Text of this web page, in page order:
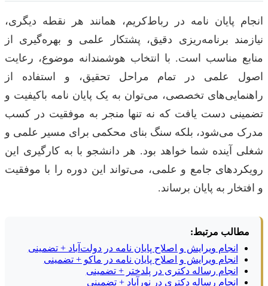
انجام پایان نامه در رباط‌کریم، همانند هر نقطه دیگری،
نیازمند برنامه‌ریزی دقیق، پشتکار علمی و بهره‌گیری از
منابع مناسب است. با انتخاب هوشمندانه موضوع، رعایت
اصول علمی در تمام مراحل تحقیق، و استفاده از
راهنمایی‌های تخصصی، می‌توان به یک پایان نامه باکیفیت و
تضمینی دست یافت که نه تنها منجر به موفقیت در کسب
مدرک می‌شود، بلکه سنگ بنای محکمی برای مسیر علمی و
شغلی آینده شما خواهد بود. هر دانشجو با به کارگیری این
رویکردهای جامع و علمی، می‌تواند این دوره را با موفقیت
و افتخار به پایان برساند.
مطالب مرتبط:
انجام ویرایش و اصلاح پایان نامه در دولت‌آباد + تضمینی
انجام ویرایش و اصلاح پایان نامه در ماکو + تضمینی
انجام رساله دکتری در پلدختر + تضمینی
انجام رساله دکتری در نورآباد + تضمینی